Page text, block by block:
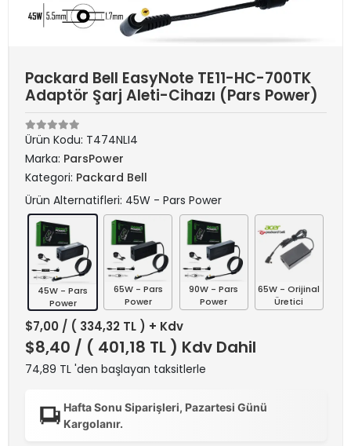
Packard Bell EasyNote TE11-HC-700TK
Adaptör Şarj Aleti-Cihazı (Pars Power)
Ürün Kodu: T474NLI4
Marka: ParsPower
Kategori: Packard Bell
Ürün Alternatifleri: 45W - Pars Power
45W - Pars
Power
65W - Pars
Power
90W - Pars
Power
65W - Orijinal
Üretici
$7,00 / ( 334,32 TL ) + Kdv
$8,40 / ( 401,18 TL ) Kdv Dahil
74,89 TL 'den başlayan taksitlerle
Hafta Sonu Siparişleri, Pazartesi Günü
Kargolanır.